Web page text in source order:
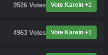
9526 Votes Vote Karein +1
4963 Votes Vote Karein +1